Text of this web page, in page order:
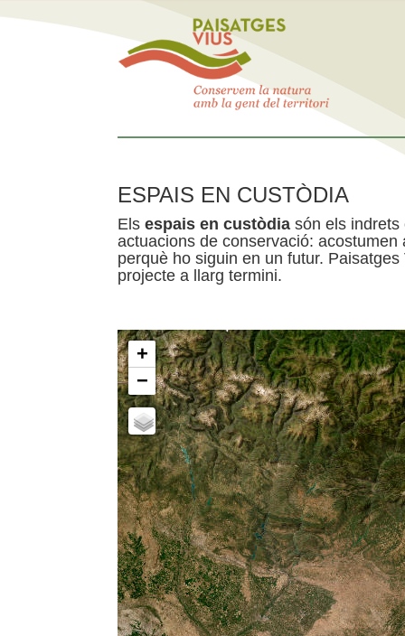
ESPAIS EN CUSTÒDIA
Els espais en custòdia són els indrets
actuacions de conservació:
perquè ho siguin en un futur.
projecte a llarg termini.
+
−